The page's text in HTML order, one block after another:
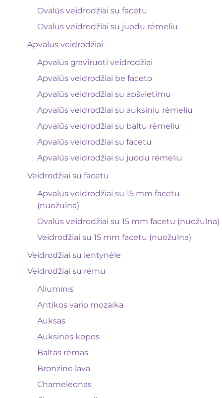
Ovalūs veidrodžiai su facetu
Ovalūs veidrodžiai su juodu rėmeliu
Apvalūs veidrodžiai
Apvalūs graviruoti veidrodžiai
Apvalūs veidrodžiai be faceto
Apvalūs veidrodžiai su apšvietimu
Apvalūs veidrodžiai su auksiniu rėmeliu
Apvalūs veidrodžiai su baltu rėmeliu
Apvalūs veidrodžiai su facetu
Apvalūs veidrodžiai su juodu rėmeliu
Veidrodžiai su facetu
Apvalūs veidrodžiai su 15 mm facetu
(nuožulna)
Ovalūs veidrodžiai su 15 mm facetu (nuožulna)
Veidrodžiai su 15 mm facetu (nuožulna)
Veidrodžiai su lentynėle
Veidrodžiai su rėmu
Aliuminis
Antikos vario mozaika
Auksas
Auksinės kopos
Baltas rėmas
Bronzinė lava
Chameleonas